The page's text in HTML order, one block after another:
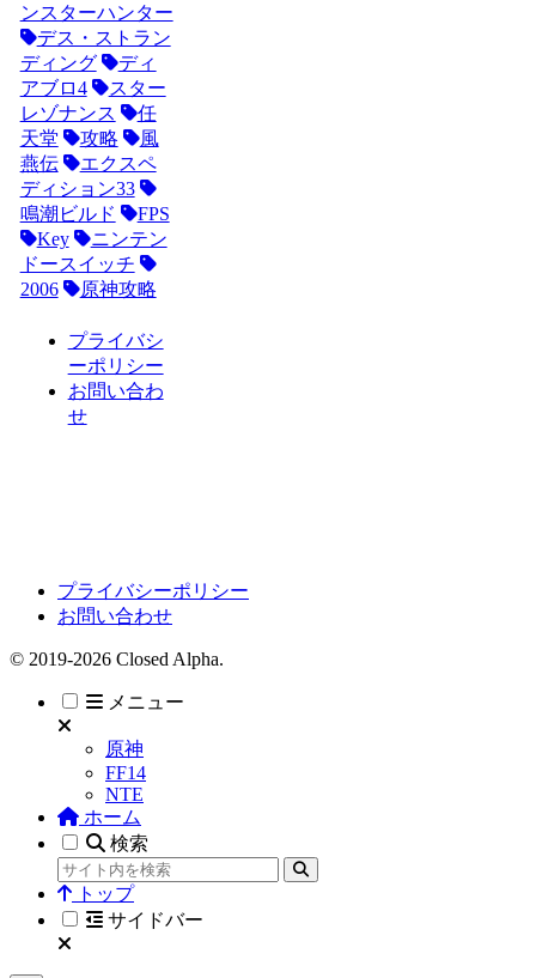
ンスターハンター
デス・ストラン
ディング
ディ
アブロ4
スター
レゾナンス
任
天堂
攻略
風
燕伝
エクスペ
ディション33
鳴潮ビルド
FPS
Key
ニンテン
ドースイッチ
2006
原神攻略
プライバシ
ーポリシー
お問い合わ
せ
プライバシーポリシー
お問い合わせ
© 2019-2026 Closed Alpha.
メニュー
原神
FF14
NTE
ホーム
検索
トップ
サイドバー